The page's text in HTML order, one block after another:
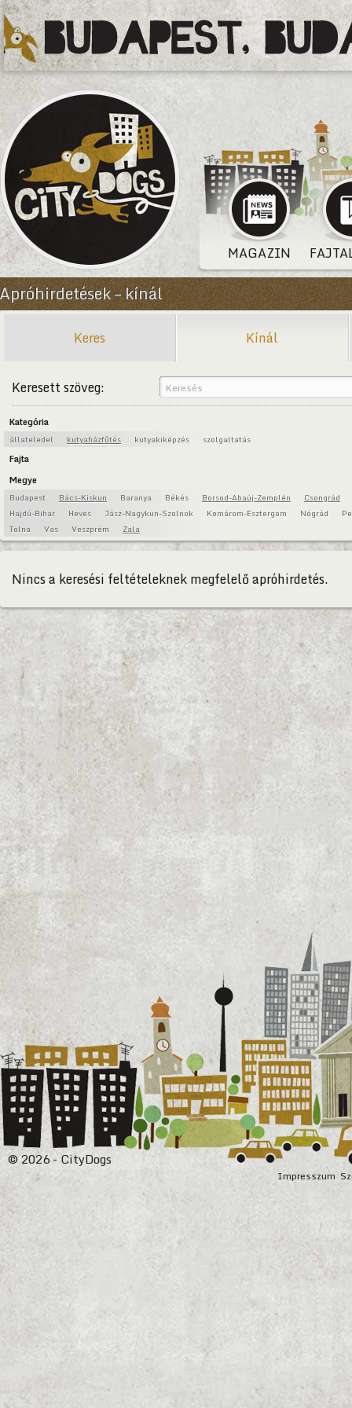
MAGAZIN
Apróhirdetések – kínál
Keres Kínál
Keresett szöveg:
Kategória
állateledel kutyaházfűtés kutyakiképzés szolgaltatás
Fajta
Megye
Budapest Bács-Kiskun Baranya Békés Borsod-Abaúj-Zemplén
Csongrád
Hajdú-Bihar
Heves Jász-Nagykun-Szolnok Komárom-Esztergom Nógrád
Tolna
Vas Veszprém Zala
Nincs a keresési feltételeknek megfelelő apróhirdetés.
Impresszum
© 2026 - CityDogs